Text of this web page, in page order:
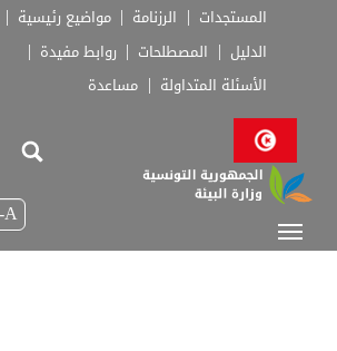
Skip to main navigation
Skip to main content
Skip to page footer
المستجدات الرزنامة مواضيع رئيسية
الدليل
المصطلحات
روابط مفيدة
الأسئلة المتداولة
مساعدة
A-